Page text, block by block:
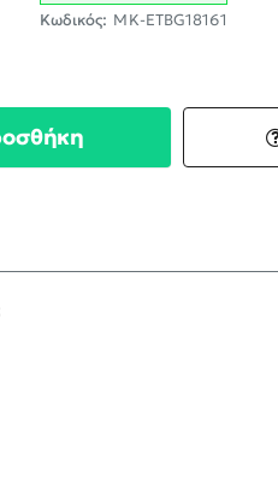
Κωδικός: MK-ETBG18161